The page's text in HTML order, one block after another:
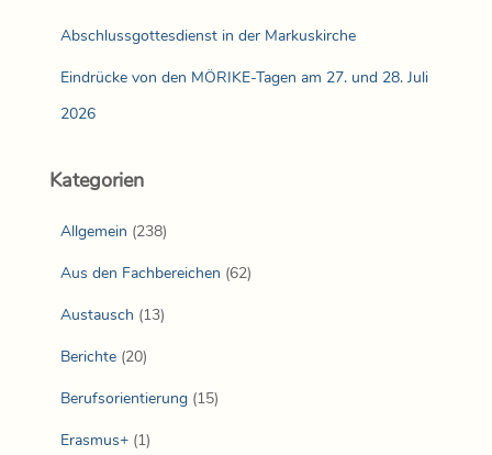
Abschlussgottesdienst in der Markuskirche
Eindrücke von den MÖRIKE-Tagen am 27. und 28. Juli
2026
Kategorien
Allgemein (238)
Aus den Fachbereichen (62)
Austausch (13)
Berichte (20)
Berufsorientierung (15)
Erasmus+ (1)